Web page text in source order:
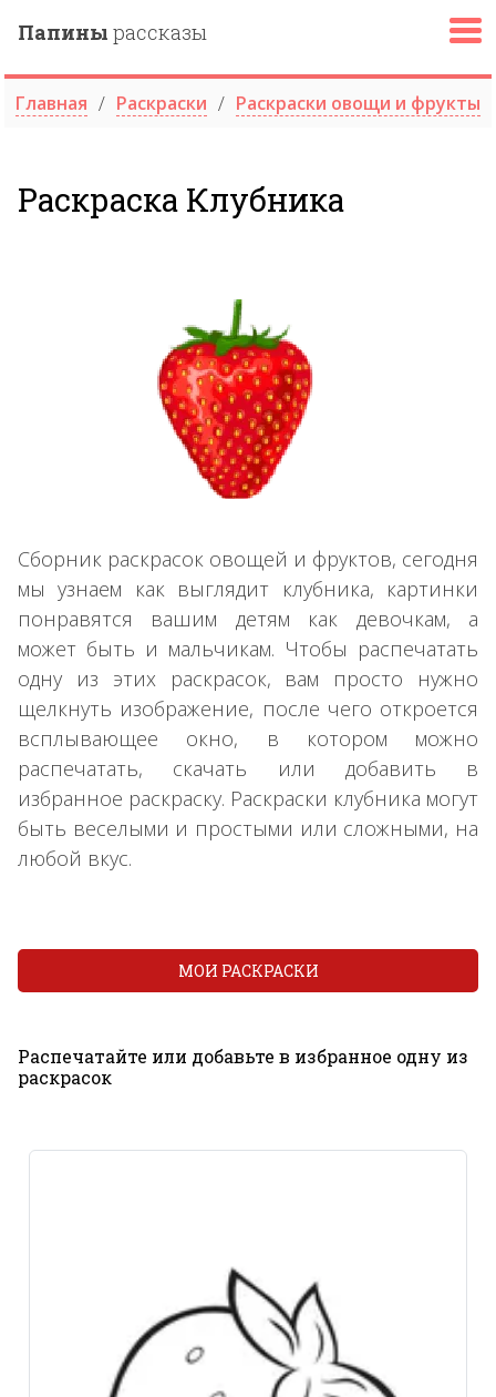
Папины рассказы
Главная Раскраски Раскраски овощи и фрукты
Раскраска Клубника
Сборник раскрасок овощей и фруктов, сегодня
мы узнаем как выглядит клубника, картинки
понравятся вашим детям как девочкам, а
может быть и мальчикам. Чтобы распечатать
одну из этих раскрасок, вам просто нужно
щелкнуть изображение, после чего откроется
всплывающее окно, в котором можно
распечатать, скачать или добавить в
избранное раскраску. Раскраски клубника могут
быть веселыми и простыми или сложными, на
любой вкус.
Распечатайте или добавьте в избранное одну из
раскрасок
МОИ РАСКРАСКИ